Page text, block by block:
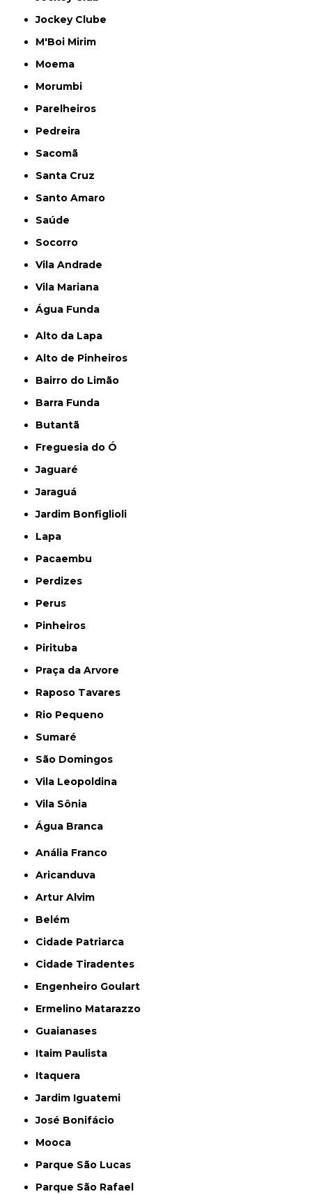
Jockey Clube
M'Boi Mirim
Moema
Morumbi
Parelheiros
Pedreira
Sacomã
Santa Cruz
Santo Amaro
Saúde
Socorro
Vila Andrade
Vila Mariana
Água Funda
Alto da Lapa
Alto de Pinheiros
Bairro do Limão
Barra Funda
Butantã
Freguesia do Ó
Jaguaré
Jaraguá
Jardim Bonfiglioli
Lapa
Pacaembu
Perdizes
Perus
Pinheiros
Pirituba
Praça da Arvore
Raposo Tavares
Rio Pequeno
Sumaré
São Domingos
Vila Leopoldina
Vila Sônia
Água Branca
Anália Franco
Aricanduva
Artur Alvim
Belém
Cidade Patriarca
Cidade Tiradentes
Engenheiro Goulart
Ermelino Matarazzo
Guaianases
Itaim Paulista
Itaquera
Jardim Iguatemi
José Bonifácio
Mooca
Parque São Lucas
Parque São Rafael